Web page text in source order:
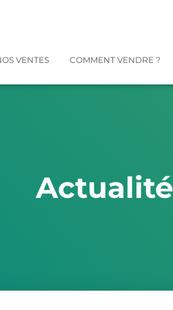
VENTES COMMENT VENDRE ?